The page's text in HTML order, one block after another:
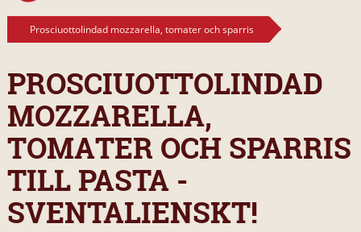
Prosciuottolindad mozzarella, tomater och sparris
PROSCIUOTTOLINDAD
MOZZARELLA,
TOMATER OCH SPARRIS
TILL PASTA -
SVENTALIENSKT!